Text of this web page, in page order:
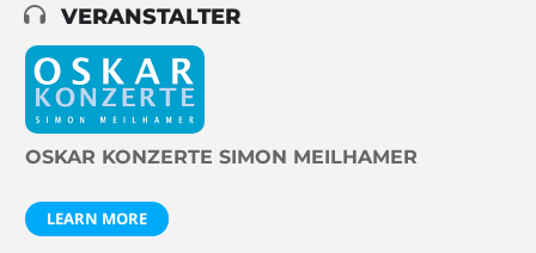
VERANSTALTER
OSKAR KONZERTE SIMON MEILHAMER
LEARN MORE